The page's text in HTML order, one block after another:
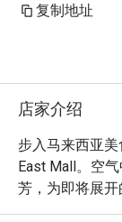
复制地址
店家介绍
步入马来西亚
East Mall。空
芳，为即将展开
Wan 不仅仅是